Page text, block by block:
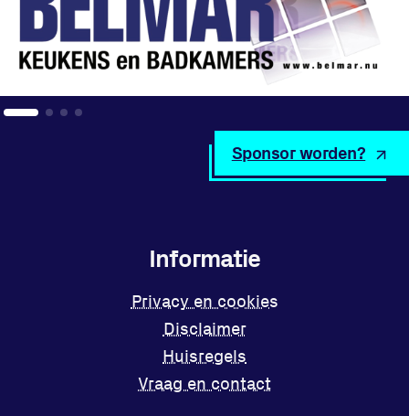
Informatie
Privacy en cookies
Disclaimer
Huisregels
Vraag en contact
Sponsor worden?